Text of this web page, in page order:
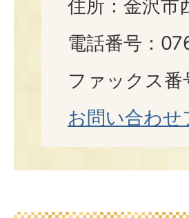
住所：金沢市
電話番号：
ファックス
お問い合わせ